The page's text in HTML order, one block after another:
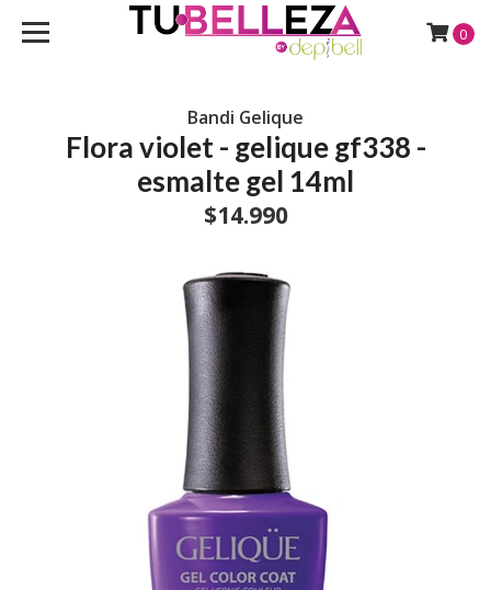
0
Bandi Gelique
Flora violet - gelique gf338 -
esmalte gel 14ml
$14.990